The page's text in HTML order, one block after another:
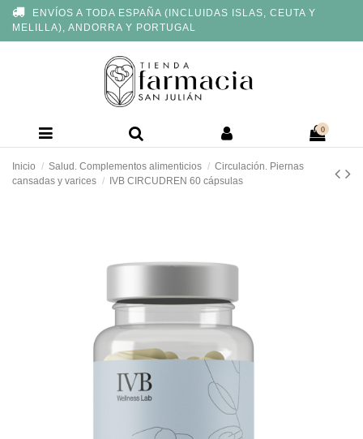
Nota:
este
ENVÍOS A TODA ESPAÑA (INCLUIDAS ISLAS, CEUTA Y
MELILLA), ANDORRA Y PORTUGAL
0
Inicio Salud. Complementos alimenticios
Circulación. Piernas
cansadas y varices
IVB CIRCUDREN 60 cápsulas